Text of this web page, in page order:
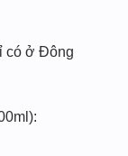
có ở Đông